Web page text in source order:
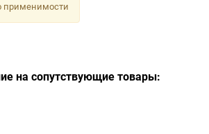
применимости
на сопутствующие товары: